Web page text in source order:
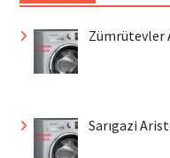
Zümrütevler
Sarıgazi